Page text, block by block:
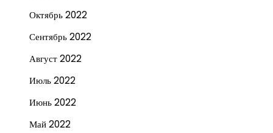
Октябрь 2022
Сентябрь 2022
Август 2022
Июль 2022
Июнь 2022
Май 2022